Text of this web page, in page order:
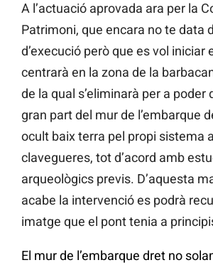
A l’actuació aprovada ara per la
Patrimoni, que encara no te data
d’execució però que es vol iniciar
centrarà en la zona de la
de la qual s’eliminarà per a poder
gran part del mur de l’embarque
ocult baix terra pel propi sistema
clavegueres, tot d’acord amb
arqueològics previs. D’aquesta
acabe la intervenció es podrà
imatge que el pont tenia a
El mur de l’embarque dret no